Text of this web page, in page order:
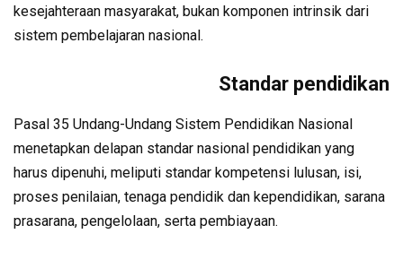
kesejahteraan masyarakat, bukan komponen intrinsik dari
sistem pembelajaran nasional.
Standar pendidikan
Pasal 35 Undang-Undang Sistem Pendidikan Nasional
menetapkan delapan standar nasional pendidikan yang
harus dipenuhi, meliputi standar kompetensi lulusan, isi,
proses penilaian, tenaga pendidik dan kependidikan, sarana
prasarana, pengelolaan, serta pembiayaan.